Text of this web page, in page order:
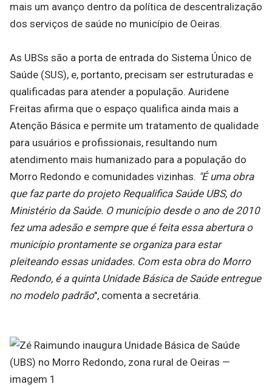
mais um avanço dentro da política de descentralização
dos serviços de saúde no município de Oeiras.
As UBSs são a porta de entrada do Sistema Único de
Saúde (SUS), e, portanto, precisam ser estruturadas e
qualificadas para atender a população. Auridene
Freitas afirma que o espaço qualifica ainda mais a
Atenção Básica e permite um tratamento de qualidade
para usuários e profissionais, resultando num
atendimento mais humanizado para a população do
Morro Redondo e comunidades vizinhas. "É uma obra
que faz parte do projeto Requalifica Saúde UBS, do
Ministério da Saúde. O município desde o ano de 2010
fez uma adesão e sempre que é feita essa abertura o
município prontamente se organiza para estar
pleiteando essas unidades. Com esta obra do Morro
Redondo, é a quinta Unidade Básica de Saúde entregue
no modelo padrão", comenta a secretária.